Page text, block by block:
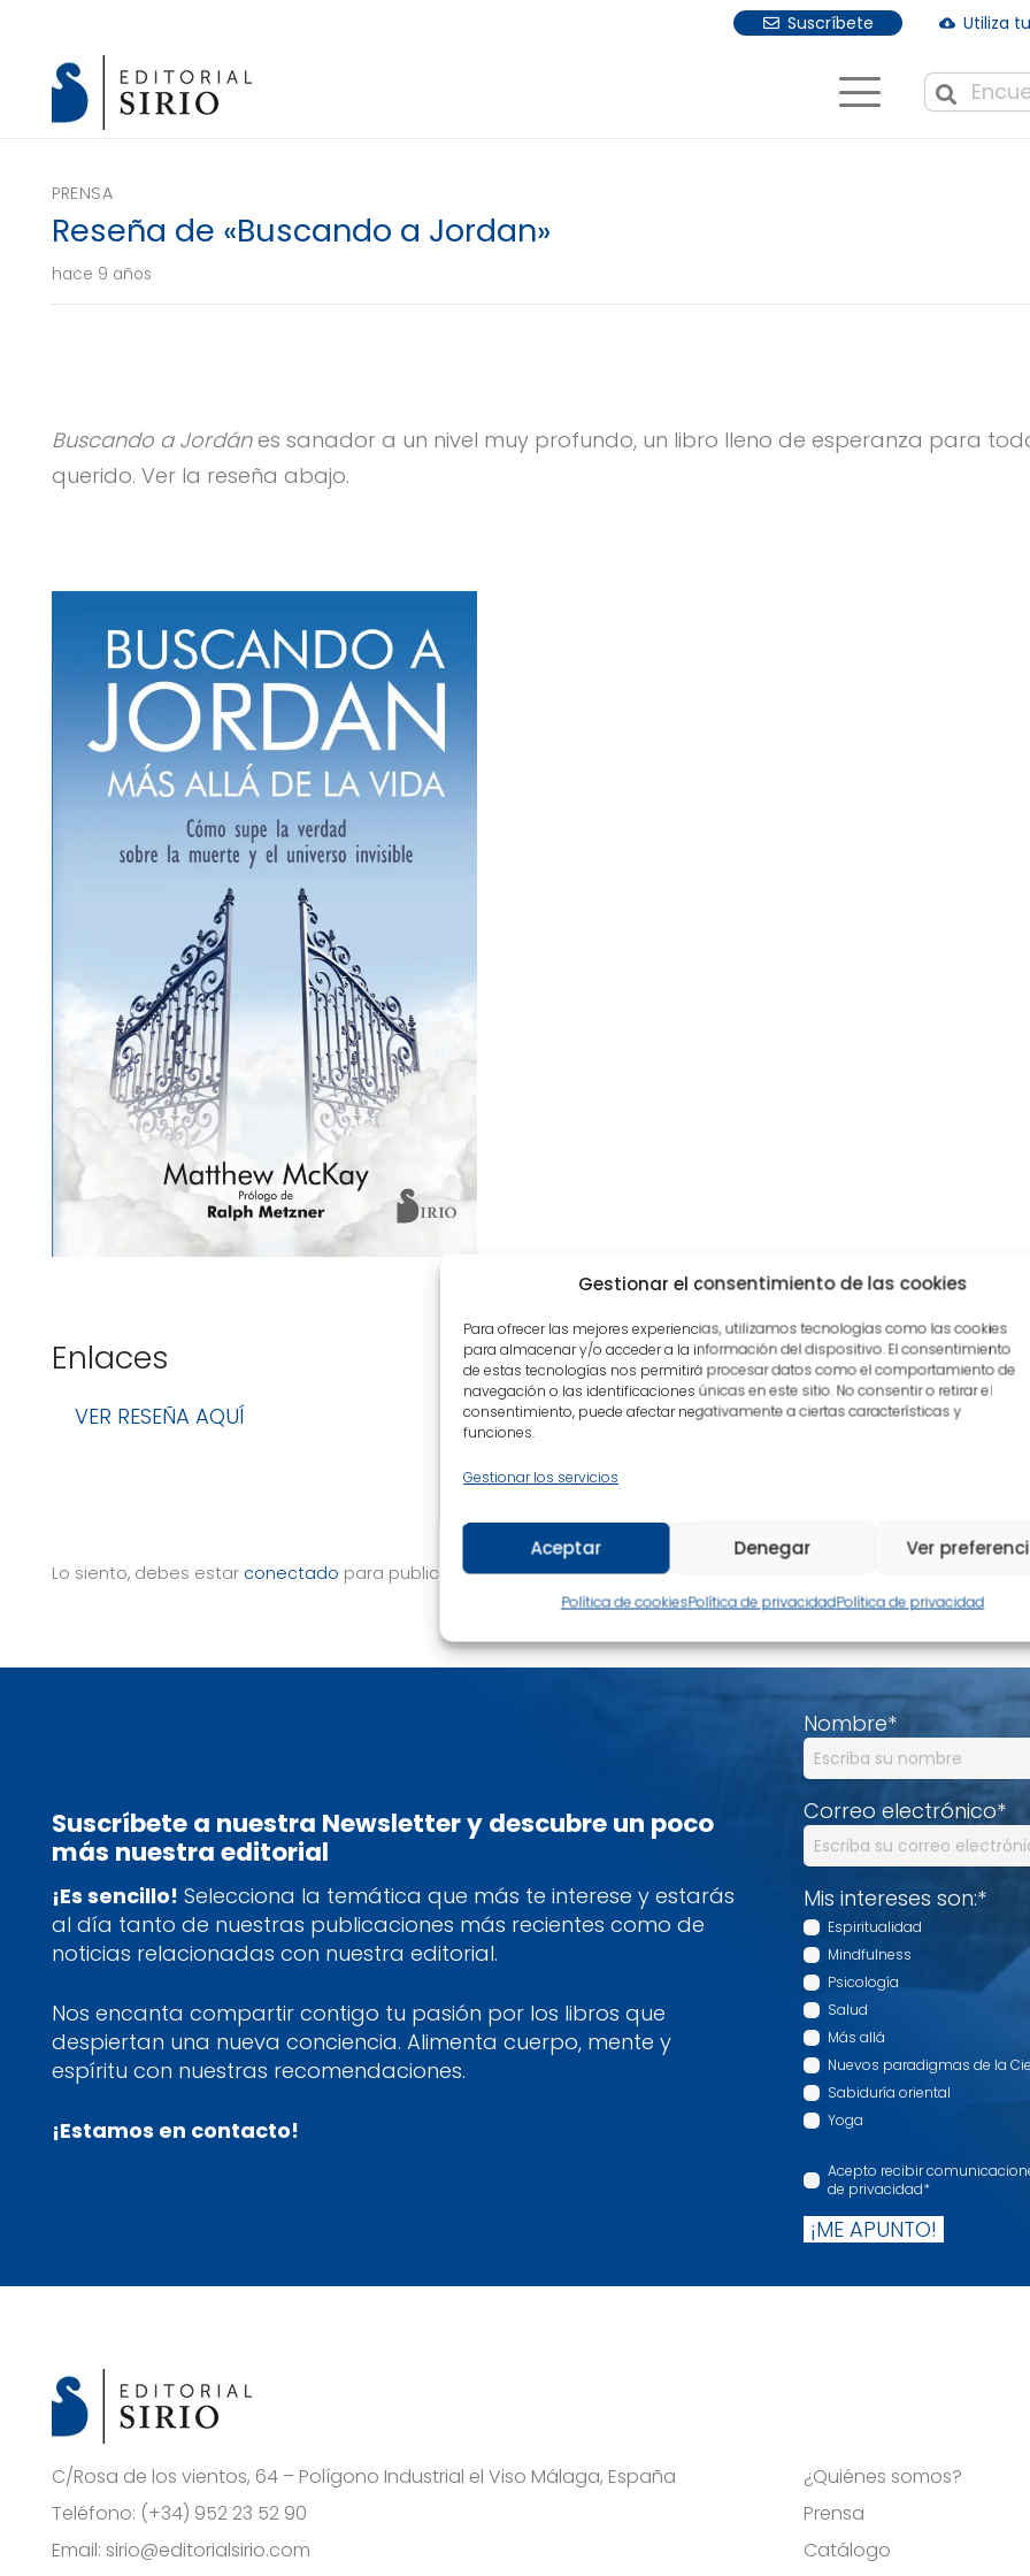
Gestionar el consentimiento de las cookies
Para ofrecer las mejores experiencias, utilizamos tecnologías como las cookies
para almacenar y/o acceder a la información del dispositivo. El consentimiento
de estas tecnologías nos permitirá procesar datos como el comportamiento de
navegación o las identificaciones únicas en este sitio. No consentir o retirar el
consentimiento, puede afectar negativamente a ciertas características y
funciones.
Gestionar los servicios
Aceptar Denegar Ver
Política de cookiesPolítica de privacidadPolítica de privacidad
Suscríbete cloud_download Utiliza
PRENSA
Reseña de «Buscando a Jordan»
hace 9 años
Buscando a Jordánes sanador a un nivel muy profundo, un libro lleno de esperanza para
querido. Ver la reseña abajo.
Enlaces
VER RESEÑA AQUÍ
Lo siento, debes estar conectado para publicar un comentario.
Suscríbete a nuestra Newsletter y descubre un poco
más nuestra editorial
¡Es sencillo! Selecciona la temática que más te interese y estarás
al día tanto de nuestras publicaciones más recientes como de
noticias relacionadas con nuestra editorial.
Nos encanta compartir contigo tu pasión por los libros que
despiertan una nueva conciencia. Alimenta cuerpo, mente y
espíritu con nuestras recomendaciones.
¡Estamos en contacto!
Nombre*
Correo electrónico*
Mis intereses son:*
Espiritualidad
Mindfulness
Psicología
Salud
Más allá
Nuevos paradigmas de la
Sabiduría oriental
Yoga
Acepto recibir
de privacidad*
¡ME APUNTO!
C/Rosa de los vientos, 64 – Polígono Industrial el Viso Málaga, España
Teléfono: (+34) 952 23 52 90
Email: sirio@editorialsirio.com
¿Quiénes somos?
Prensa
Catálogo